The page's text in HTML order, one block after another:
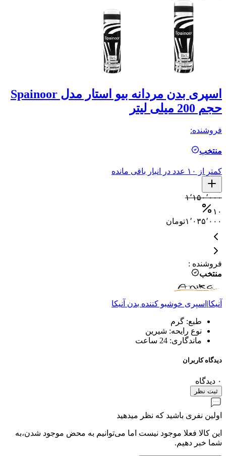
اسپری بدن مردانه بیو استار مدل Spainoor
حجم 200 میلی لیتر
فروشنده:
منتخب
کمتر از ۱۰ عدد در انبار باقی مانده
۱٬۱۵۰٬۰۰۰
۱۰
۱٬۰۳۵٬۰۰۰تومان
فروشنده :
منتخب
آنیکا| اسپری خوشبو کننده بدن آنیکا
طبع: گرم
نوع رایحه: شیرین
ماندگاری: 24 ساعت
دیدگاه کاربران
۰ دیدگاه
ثبت نظر
اولین نفری باشید که نظر میدهید
این کالا فعلا موجود نیست اما می‌توانیم به محض موجود شدن،به
شما خبر دهیم.